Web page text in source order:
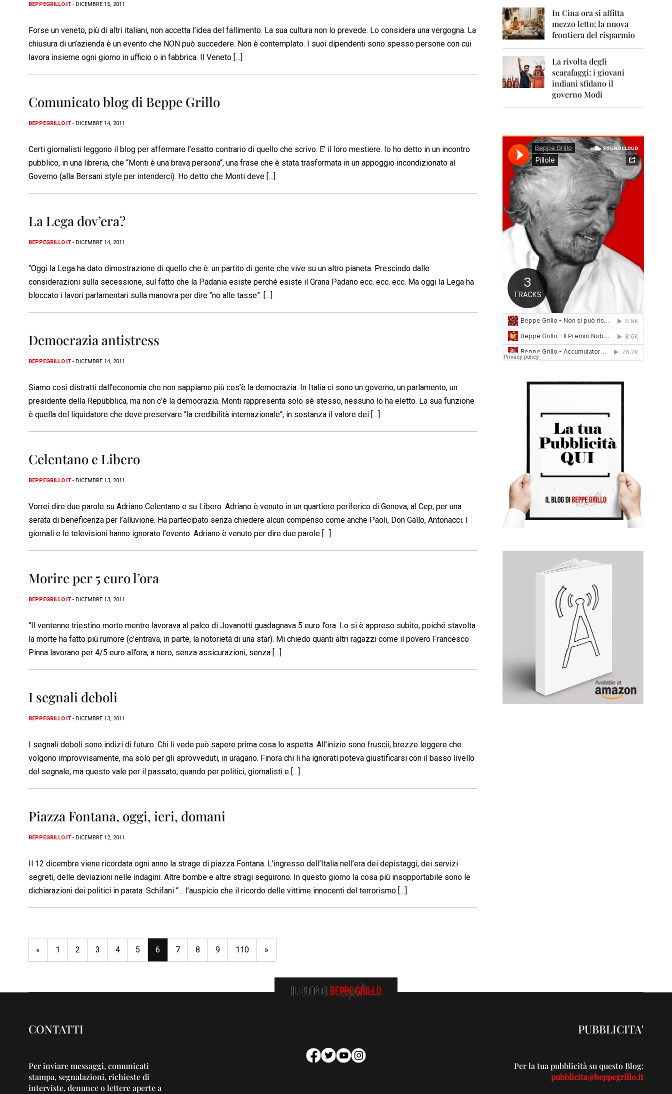
1
1
2
BEPPEGRILLO.IT - DICEMBRE 15, 2011
Forse un veneto, più di altri italiani, non accetta l’idea del fallimento. La sua cultura non lo prevede. Lo considera una vergogna. La
chiusura di un’azienda è un evento che NON può succedere. Non è contemplato. I suoi dipendenti sono spesso persone con cui
lavora insieme ogni giorno in ufficio o in fabbrica. Il Veneto […]
Comunicato blog di Beppe Grillo
BEPPEGRILLO.IT - DICEMBRE 14, 2011
Certi giornalisti leggono il blog per affermare l’esatto contrario di quello che scrivo. E’ il loro mestiere. Io ho detto in un incontro
pubblico, in una libreria, che “Monti è una brava persona“, una frase che è stata trasformata in un appoggio incondizionato al
Governo (alla Bersani style per intenderci). Ho detto che Monti deve […]
La Lega dov’era?
BEPPEGRILLO.IT - DICEMBRE 14, 2011
“Oggi la Lega ha dato dimostrazione di quello che è: un partito di gente che vive su un altro pianeta. Prescindo dalle
considerazioni sulla secessione, sul fatto che la Padania esiste perché esiste il Grana Padano ecc. ecc. ecc. Ma oggi la Lega ha
bloccato i lavori parlamentari sulla manovra per dire “no alle tasse”. […]
Democrazia antistress
BEPPEGRILLO.IT - DICEMBRE 14, 2011
Siamo così distratti dall’economia che non sappiamo più cos’è la democrazia. In Italia ci sono un governo, un parlamento, un
presidente della Repubblica, ma non c’è la democrazia. Monti rappresenta solo sé stesso, nessuno lo ha eletto. La sua funzione
è quella del liquidatore che deve preservare “la credibilità internazionale“, in sostanza il valore dei […]
Celentano e Libero
BEPPEGRILLO.IT - DICEMBRE 13, 2011
Vorrei dire due parole su Adriano Celentano e su Libero. Adriano è venuto in un quartiere periferico di Genova, al Cep, per una
serata di beneficenza per l’alluvione. Ha partecipato senza chiedere alcun compenso come anche Paoli, Don Gallo, Antonacci. I
giornali e le televisioni hanno ignorato l’evento. Adriano è venuto per dire due parole […]
Morire per 5 euro l’ora
BEPPEGRILLO.IT - DICEMBRE 13, 2011
“Il ventenne triestino morto mentre lavorava al palco di Jovanotti guadagnava 5 euro l’ora. Lo si è appreso subito, poiché stavolta
la morte ha fatto più rumore (c’entrava, in parte, la notorietà di una star). Mi chiedo quanti altri ragazzi come il povero Francesco
Pinna lavorano per 4/5 euro all’ora, a nero, senza assicurazioni, senza […]
I segnali deboli
BEPPEGRILLO.IT - DICEMBRE 13, 2011
I segnali deboli sono indizi di futuro. Chi li vede può sapere prima cosa lo aspetta. All’inizio sono fruscii, brezze leggere che
volgono improvvisamente, ma solo per gli sprovveduti, in uragano. Finora chi li ha ignorati poteva giustificarsi con il basso livello
del segnale, ma questo vale per il passato, quando per politici, giornalisti e […]
Piazza Fontana, oggi, ieri, domani
BEPPEGRILLO.IT - DICEMBRE 12, 2011
Il 12 dicembre viene ricordata ogni anno la strage di piazza Fontana. L’ingresso dell’Italia nell’era dei depistaggi, dei servizi
segreti, delle deviazioni nelle indagini. Altre bombe e altre stragi seguirono. In questo giorno la cosa più insopportabile sono le
dichiarazioni dei politici in parata. Schifani “… l’auspicio che il ricordo delle vittime innocenti del terrorismo […]
« 1 2 3 4 5 6 7 8 9 110 »
In Cina ora si affitta
mezzo letto: la nuova
frontiera del risparmio
La rivolta degli
scarafaggi: i giovani
indiani sfidano il
governo Modi
CONTATTI
Per inviare messaggi, comunicati
stampa, segnalazioni, richieste di
interviste, denunce o lettere aperte a
PUBBLICITA'
Per la tua pubblicità su questo Blog:
pubblicita@beppegrillo.it